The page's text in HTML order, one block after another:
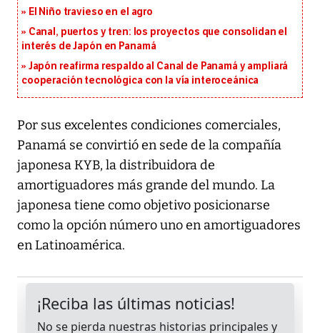
El Niño travieso en el agro
Canal, puertos y tren: los proyectos que consolidan el
interés de Japón en Panamá
Japón reafirma respaldo al Canal de Panamá y ampliará
cooperación tecnológica con la vía interoceánica
Por sus excelentes condiciones comerciales,
Panamá se convirtió en sede de la compañía
japonesa KYB, la distribuidora de
amortiguadores más grande del mundo. La
japonesa tiene como objetivo posicionarse
como la opción número uno en amortiguadores
en Latinoamérica.